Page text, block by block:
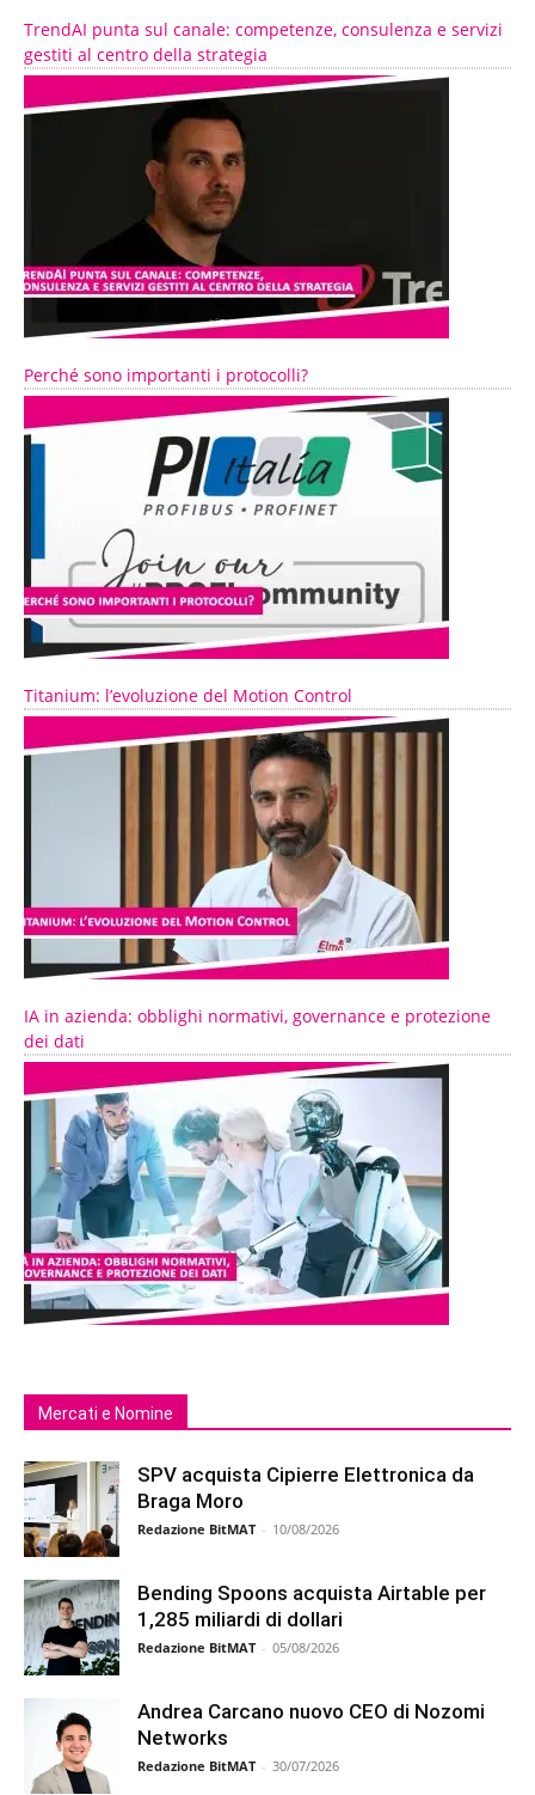
TrendAI punta sul canale: competenze, consulenza e servizi
gestiti al centro della strategia
Perché sono importanti i protocolli?
Titanium: l’evoluzione del Motion Control
IA in azienda: obblighi normativi, governance e protezione
dei dati
Mercati e Nomine
SPV acquista Cipierre Elettronica da
Braga Moro
Redazione BitMAT - 10/08/2026
Bending Spoons acquista Airtable per
1,285 miliardi di dollari
Redazione BitMAT - 05/08/2026
Andrea Carcano nuovo CEO di Nozomi
Networks
Redazione BitMAT - 30/07/2026